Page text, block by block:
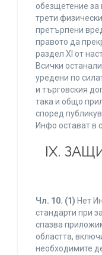
обезщетение за
трети
претърпени
правото да
раздел XI от
Всички
уредени по
и търговския
така и общо
според
Инфо остават в
IХ.
Чл. 10. (1) Нет
стандарти при
спазва
областта,
необходимите